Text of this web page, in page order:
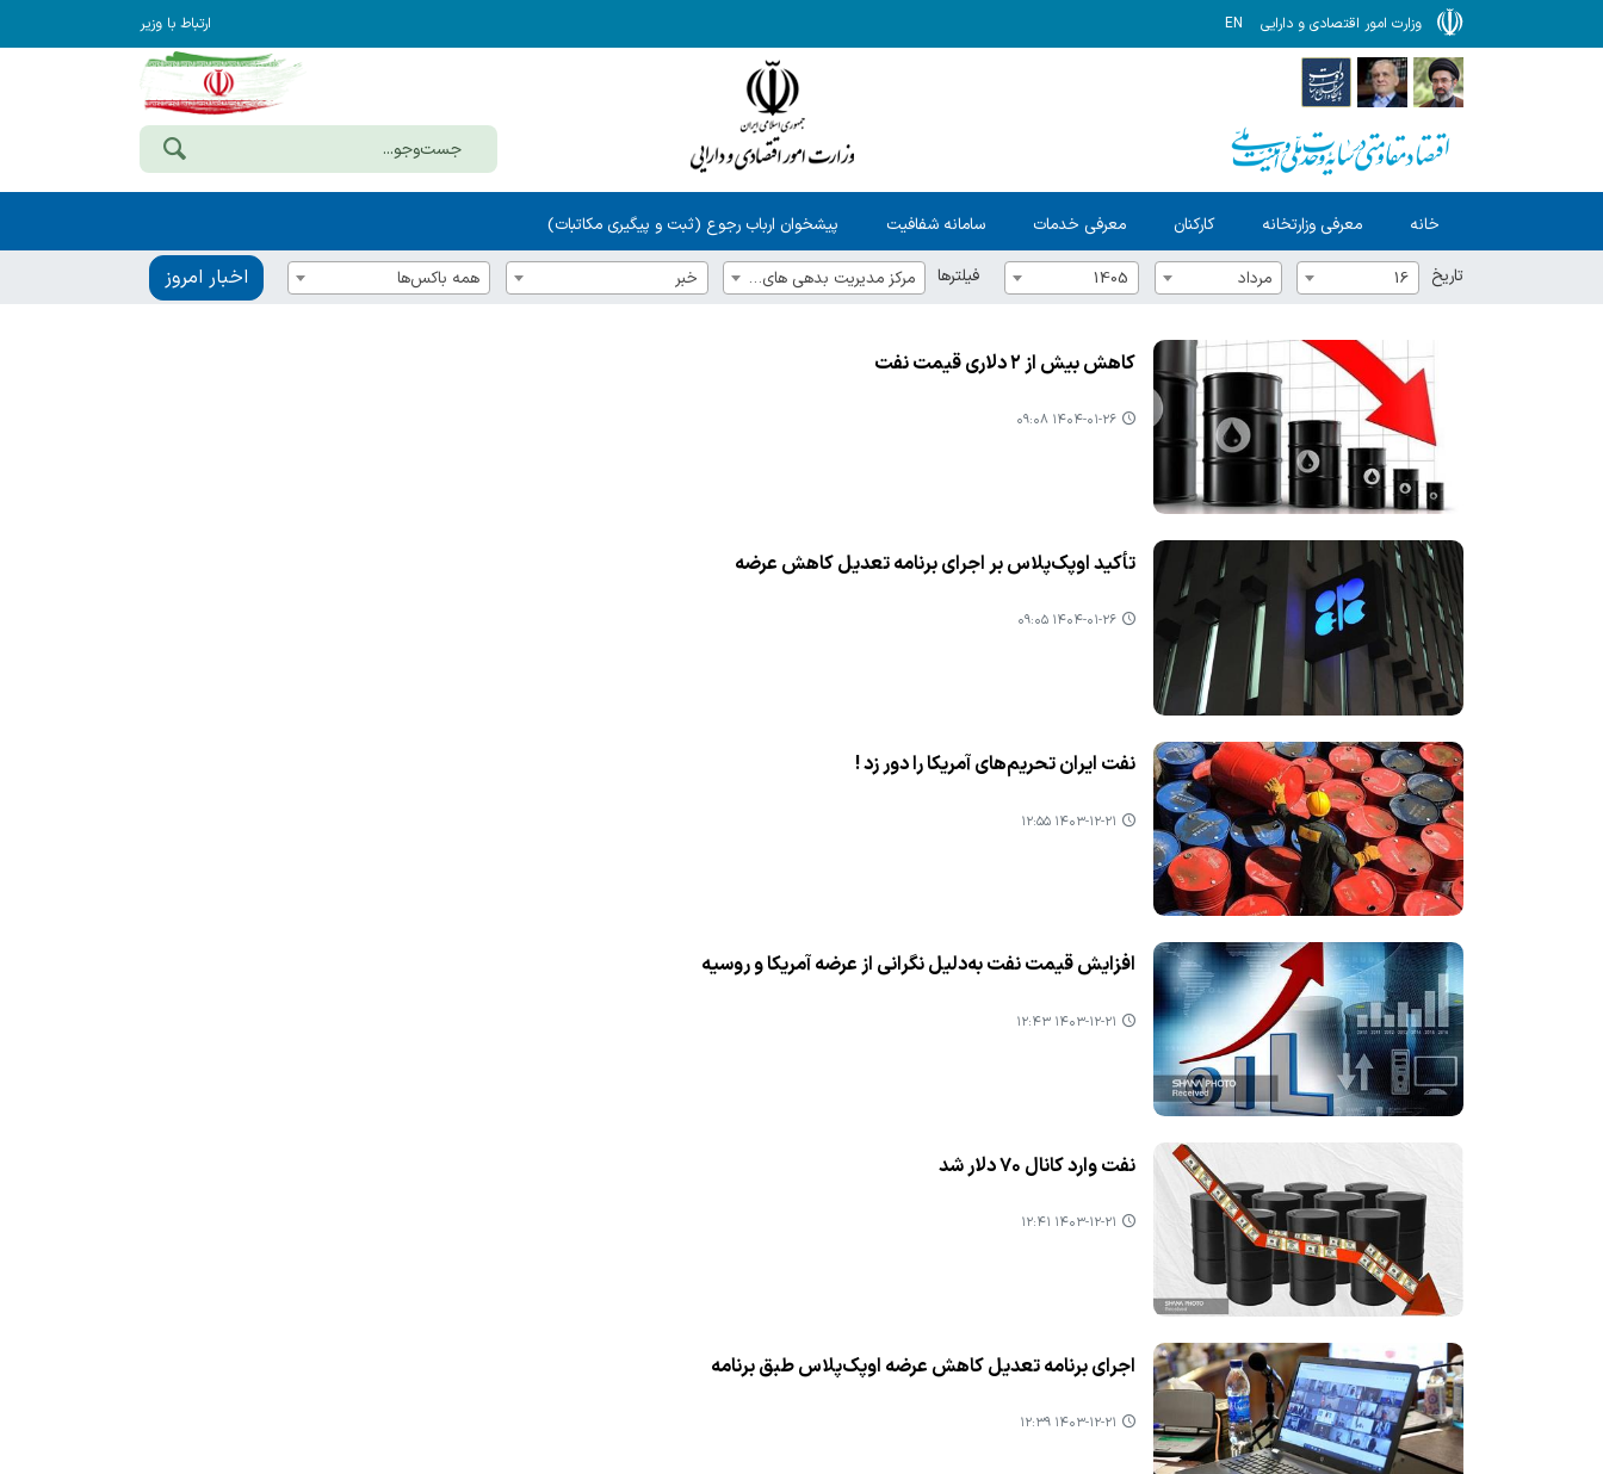
وزارت امور اقتصادی و دارایی EN ارتباط با وزیر
خانه معرفی وزارتخانه کارکنان معرفی خدمات سامانه شفافیت پیشخوان ارباب رجوع (ثبت و پیگیری مکاتبات)
تاریخ 16 مرداد 1405 فیلترها مرکز مدیریت بدهی های عمومی و روابط مالی دولت خبر همه باکس‌ها اخبار امروز
کاهش بیش از ۲ دلاری قیمت نفت
۱۴۰۴-۰۱-۲۶ ۰۹:۰۸
تأکید اوپک‌پلاس بر اجرای برنامه تعدیل کاهش عرضه
۱۴۰۴-۰۱-۲۶ ۰۹:۰۵
نفت ایران تحریم‌های آمریکا را دور زد !
۱۴۰۳-۱۲-۲۱ ۱۲:۵۵
افزایش قیمت نفت به‌دلیل نگرانی از عرضه آمریكا و روسیه
۱۴۰۳-۱۲-۲۱ ۱۲:۴۳
نفت وارد كانال ۷۰ دلار شد
۱۴۰۳-۱۲-۲۱ ۱۲:۴۱
اجرای برنامه تعدیل كاهش عرضه اوپك‌پلاس طبق برنامه
۱۴۰۳-۱۲-۲۱ ۱۲:۳۹